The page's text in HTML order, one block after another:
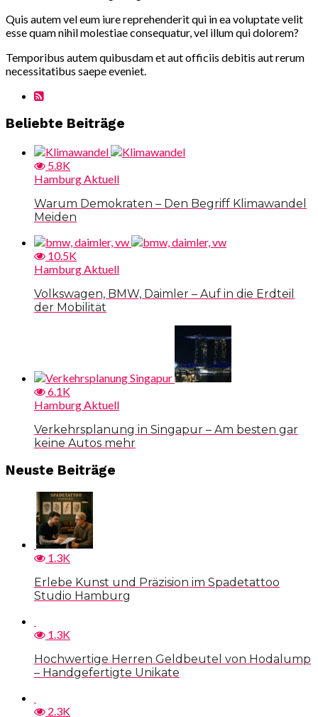
Quis autem vel eum iure reprehenderit qui in ea voluptate velit
esse quam nihil molestiae consequatur, vel illum qui dolorem?
Temporibus autem quibusdam et aut officiis debitis aut rerum
necessitatibus saepe eveniet.
Beliebte Beiträge
5.8K
Hamburg Aktuell
Warum Demokraten – Den Begriff Klimawandel
Meiden
10.5K
Hamburg Aktuell
Volkswagen, BMW, Daimler – Auf in die Erdteil
der Mobilität
6.1K
Hamburg Aktuell
Verkehrsplanung in Singapur – Am besten gar
keine Autos mehr
Neuste Beiträge
1.3K
Erlebe Kunst und Präzision im Spadetattoo
Studio Hamburg
1.3K
Hochwertige Herren Geldbeutel von Hodalump
– Handgefertigte Unikate
2.3K